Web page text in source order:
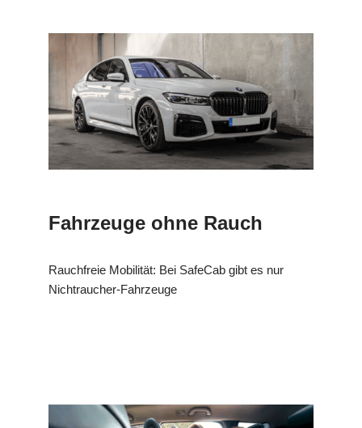
Fahrzeuge ohne Rauch
Rauchfreie Mobilität: Bei SafeCab gibt es nur
Nichtraucher-Fahrzeuge